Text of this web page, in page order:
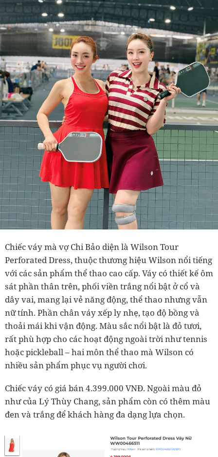
Chiếc váy mà vợ Chi Bảo diện là Wilson Tour
Perforated Dress, thuộc thương hiệu Wilson nổi tiếng
với các sản phẩm thể thao cao cấp. Váy có thiết kế ôm
sát phần thân trên, phối viền trắng nổi bật ở cổ và
dây vai, mang lại vẻ năng động, thể thao nhưng vẫn
nữ tính. Phần chân váy xếp ly nhẹ, tạo độ bồng và
thoải mái khi vận động. Màu sắc nổi bật là đỏ tươi,
rất phù hợp cho các hoạt động ngoài trời như tennis
hoặc pickleball – hai môn thể thao mà Wilson có
nhiều sản phẩm phục vụ người chơi.
Chiếc váy có giá bán 4.399.000 VNĐ. Ngoài màu đỏ
như của Lý Thùy Chang, sản phẩm còn có thêm màu
đen và trắng để khách hàng đa dạng lựa chọn.